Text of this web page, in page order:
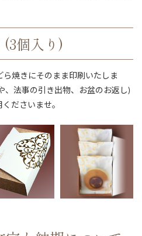
個入り)
焼きにそのまま印刷いたしま
、法事の引き出物、お盆のお返し)
ださいませ。